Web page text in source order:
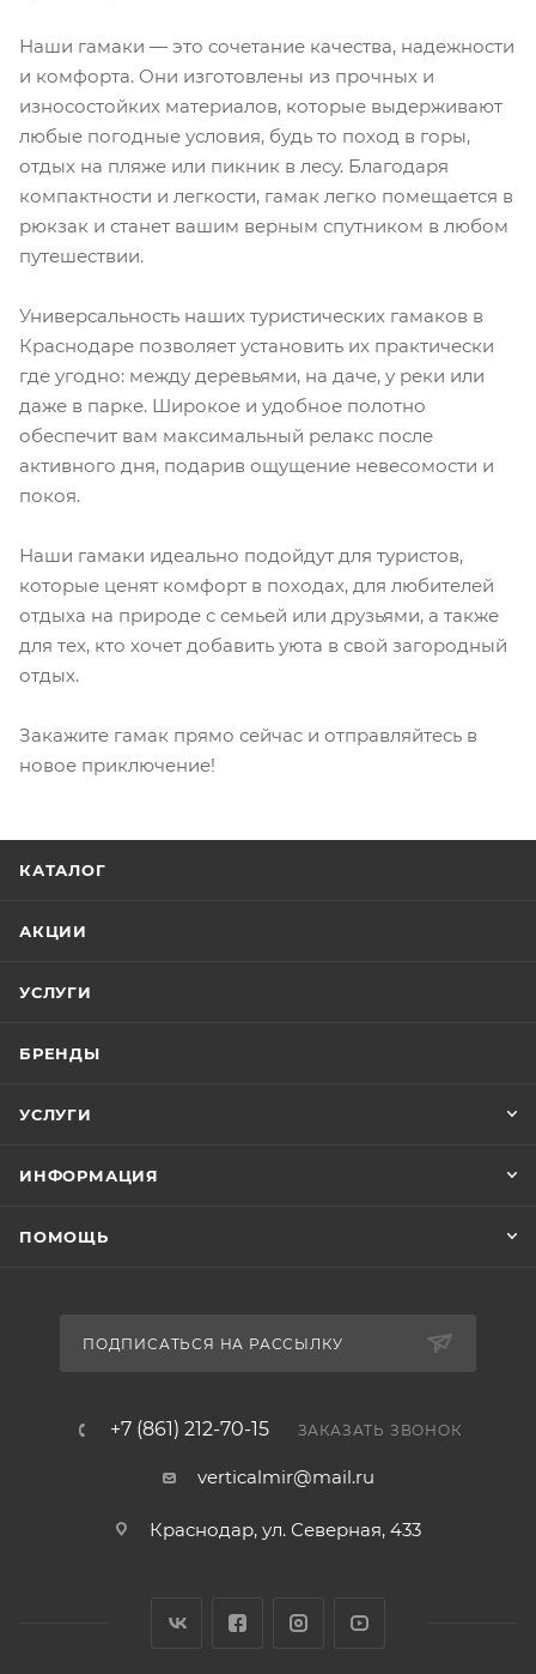
Наши гамаки — это сочетание качества, надежности
и комфорта. Они изготовлены из прочных и
износостойких материалов, которые выдерживают
любые погодные условия, будь то поход в горы,
отдых на пляже или пикник в лесу. Благодаря
компактности и легкости, гамак легко помещается в
рюкзак и станет вашим верным спутником в любом
путешествии.
Универсальность наших туристических гамаков в
Краснодаре позволяет установить их практически
где угодно: между деревьями, на даче, у реки или
даже в парке. Широкое и удобное полотно
обеспечит вам максимальный релакс после
активного дня, подарив ощущение невесомости и
покоя.
Наши гамаки идеально подойдут для туристов,
которые ценят комфорт в походах, для любителей
отдыха на природе с семьей или друзьями, а также
для тех, кто хочет добавить уюта в свой загородный
отдых.
Закажите гамак прямо сейчас и отправляйтесь в
новое приключение!
КАТАЛОГ
АКЦИИ
УСЛУГИ
БРЕНДЫ
УСЛУГИ
ИНФОРМАЦИЯ
ПОМОЩЬ
ПОДПИСАТЬСЯ НА РАССЫЛКУ
+7 (861) 212-70-15 ЗАКАЗАТЬ ЗВОНОК
verticalmir@mail.ru
Краснодар, ул. Северная, 433